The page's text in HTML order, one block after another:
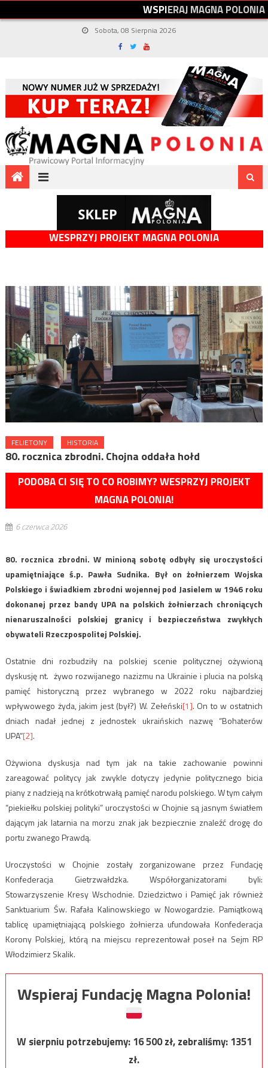
WSPIERAJMAGNAPOLONIA
Sobota, 08 Sierpnia 2026
WESPRZYJ PROJEKT MAGNA POLONIA
FELIETONY HISTORIA
80. rocznica zbrodni. Chojna oddała hołd
PODOBA CI SIĘ TO CO ROBIMY? WESPRZYJ PROJEKT
MAGNA POLONIA!
6 czerwca 2026
80. rocznica zbrodni. W minioną sobotę odbyły się uroczystości
upamiętniające ś.p. Pawła Sudnika. Był on żołnierzem Wojska
Polskiego i świadkiem zbrodni wojennej pod Jasielem w 1946 roku
dokonanej przez bandy UPA na polskich żołnierzach chroniących
nienaruszalności polskiej granicy i bezpieczeństwa zwykłych
obywateli Rzeczpospolitej Polskiej.
Ostatnie dni rozbudziły na polskiej scenie politycznej ożywioną
dyskusję nt. żywo rozwijanego nazizmu na Ukrainie i plucia na polską
pamięć historyczną przez wybranego w 2022 roku najbardziej
wpływowego żyda, jakim jest (był?) W. Zełeński[1]. On to w ostatnich
dniach nadał jednej z jednostek ukraińskich nazwę “Bohaterów
UPA”[2].
Ożywiona dyskusja nad tym jak na takie zachowanie powinni
zareagować politycy jak zwykle dotyczy jedynie politycznego bicia
piany z nadzieją na krótkotrwałą pamięć narodu polskiego. W tym całym
“piekiełku polskiej polityki” uroczystości w Chojnie są jasnym światłem
dającym jak latarnia na morzu znak jak bezpiecznie znaleźć drogę do
portu zwanego Prawdą.
Uroczystości w Chojnie zostały zorganizowane przez Fundację
Konfederacja Gietrzwałdzka. Współorganizatorami byli:
Stowarzyszenie Kresy Wschodnie. Dziedzictwo i Pamięć jak również
Sanktuarium Św. Rafała Kalinowskiego w Nowogardzie. Pamiątkową
tablicę upamiętniającą polskiego żołnierza ufundowała Konfederacja
Korony Polskiej, którą na miejscu reprezentował poseł na Sejm RP
Włodzimierz Skalik.
Wspieraj Fundację Magna Polonia!
W sierpniu potrzebujemy:16 500zł, zebraliśmy:1351
zł.